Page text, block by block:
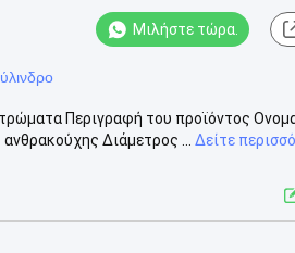
Μιλήστε τώρα.
Περιγραφή του προϊόντος
Διάμετρος ...
Δείτε